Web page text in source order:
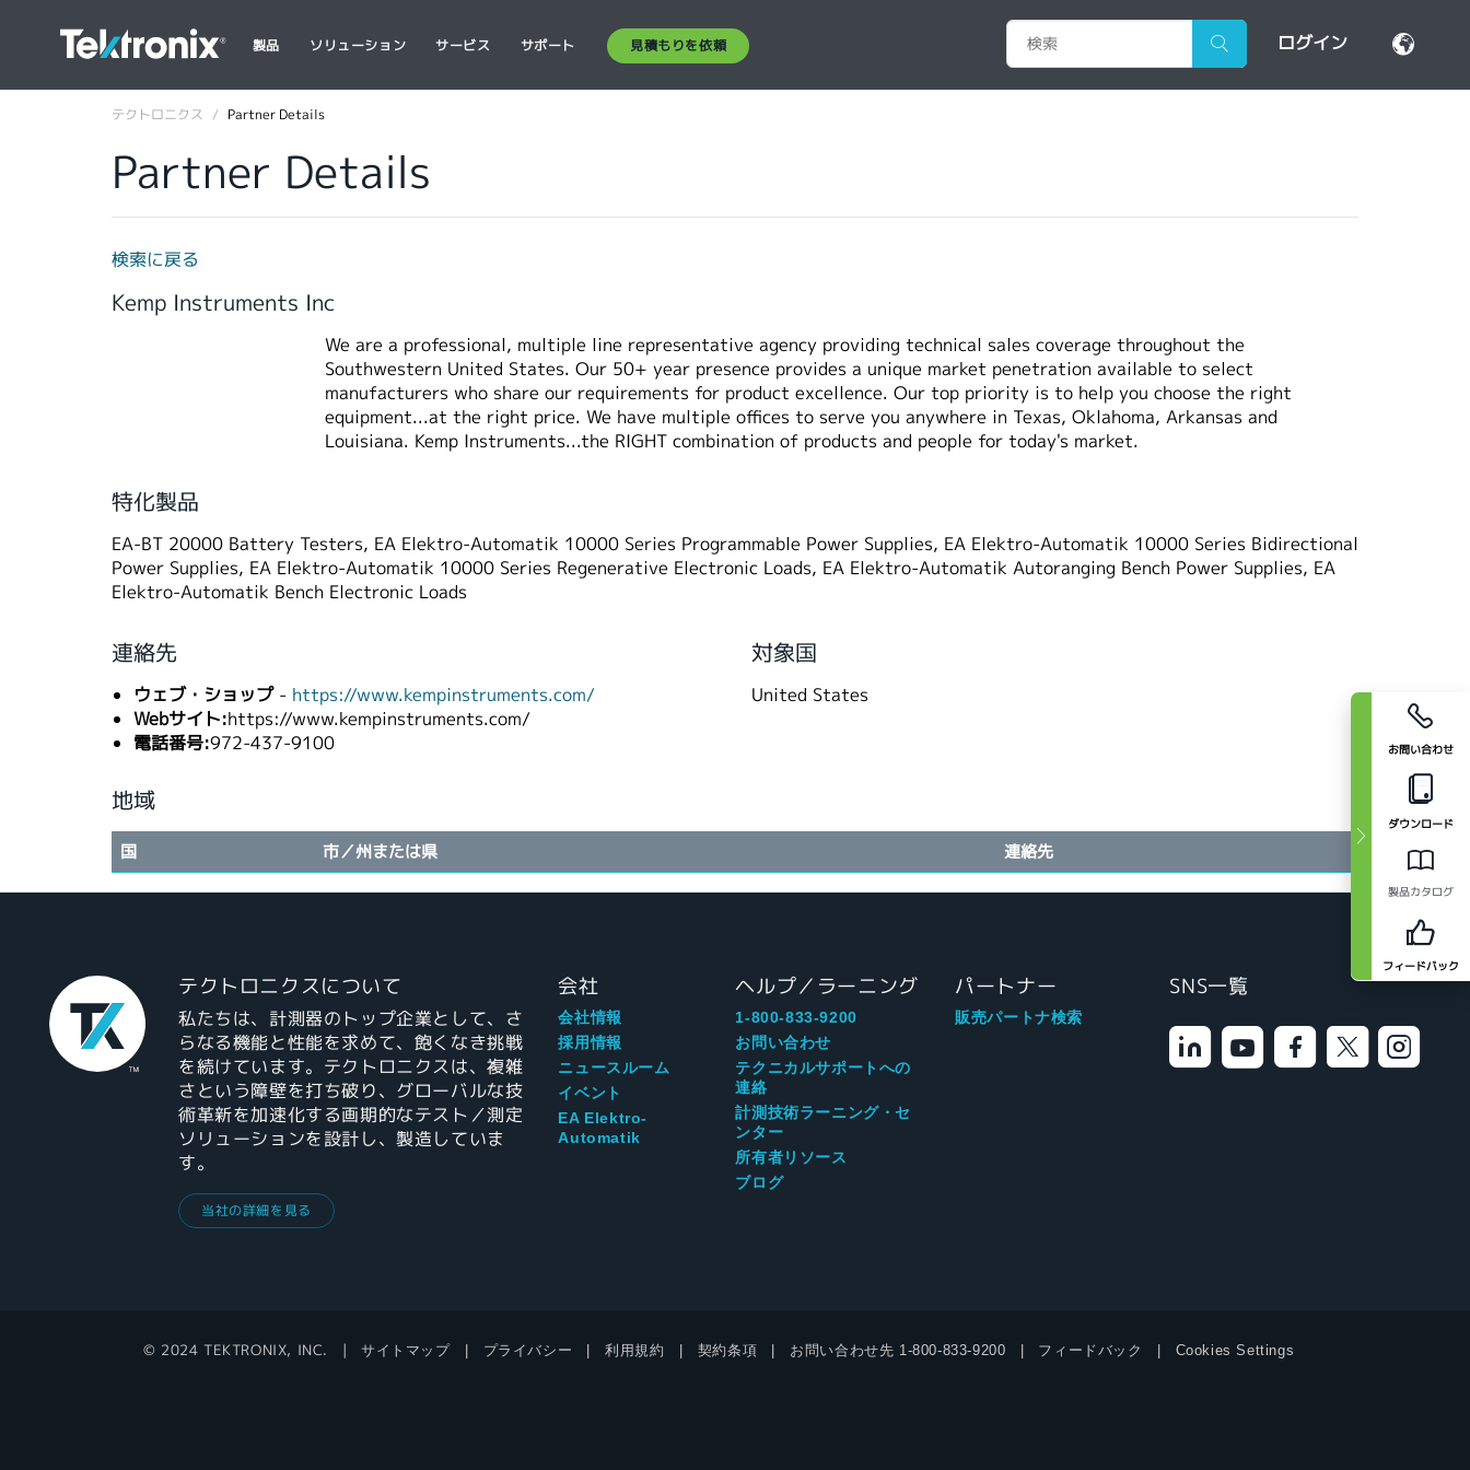
製品 ソリューション サービス サポート 見積もりを依頼 ログイン
お問い合わせ
ダウンロード
製品カタログ
フィードバック
テクトロニクス Partner Details
Partner Details
検索に戻る
Kemp Instruments Inc
We are a professional, multiple line representative agency providing technical sales coverage throughout the
Southwestern United States. Our 50+ year presence provides a unique market penetration available to select
manufacturers who share our requirements for product excellence. Our top priority is to help you choose the right
equipment...at the right price. We have multiple offices to serve you anywhere in Texas, Oklahoma, Arkansas and
Louisiana. Kemp Instruments...the RIGHT combination of products and people for today's market.
特化製品
EA-BT 20000 Battery Testers, EA Elektro-Automatik 10000 Series Programmable Power Supplies, EA Elektro-Automatik 10000 Series Bidirectional
Power Supplies, EA Elektro-Automatik 10000 Series Regenerative Electronic Loads, EA Elektro-Automatik Autoranging Bench Power Supplies, EA
Elektro-Automatik Bench Electronic Loads
連絡先
ウェブ・ショップ- https://www.kempinstruments.com/
Webサイト:https://www.kempinstruments.com/
電話番号:972-437-9100
対象国
United States
地域
国 市／州または県 連絡先
テクトロニクスについて
私たちは、計測器のトップ企業として、さ
らなる機能と性能を求めて、飽くなき挑戦
を続けています。テクトロニクスは、複雑
さという障壁を打ち破り、グローバルな技
術革新を加速化する画期的なテスト／測定
ソリューションを設計し、製造していま
す。
当社の詳細を見る
会社
会社情報
採用情報
ニュースルーム
イベント
EA Elektro-
Automatik
ヘルプ／ラーニング
1-800-833-9200
お問い合わせ
テクニカルサポートへの
連絡
計測技術ラーニング・セ
ンター
所有者リソース
ブログ
パートナー
販売パートナ検索
SNS一覧
© 2024 TEKTRONIX, INC. サイトマップ プライバシー 利用規約 契約条項 お問い合わせ先 1-800-833-9200 フィードバック Cookies Settings